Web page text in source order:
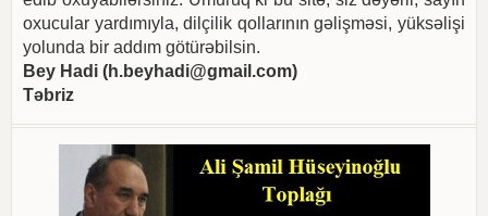
oxucular yardımıyla, dilçilik qollarının gəlişməsi, yüksəlişi
yolunda bir addım götürəbilsin.
Bey Hadi (h.beyhadi@gmail.com)
Təbriz